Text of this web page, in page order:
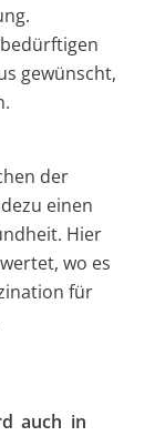
gewünscht,
der
einen
Hier
wo es
für
auch in